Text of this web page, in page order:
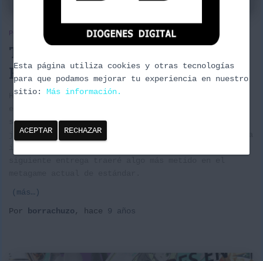
POKEMON
TOXICROAC INMUNIDADES –
Baraja estándar
Hoy os traigo una baraja, esta vez de formato
sempiternos Shaymin, barata y muy divertida de
jugar. Nos vamos a basar en atacar con Toxicroak y a
(más…)
Por
borrachuzo , hace 9 años
Esta página utiliza cookies y otras tecnologías
para que podamos mejorar tu experiencia en nuestro
sitio: Más información.
ACEPTAR RECHAZAR